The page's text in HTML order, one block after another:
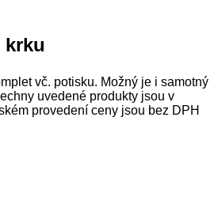
krku
vč. potisku. Možný je i samotný
uvedené produkty jsou v
provedení ceny jsou bez DPH